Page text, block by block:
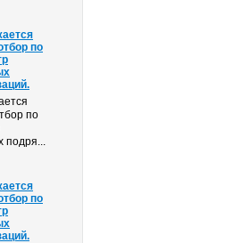
по
по
подря...
по